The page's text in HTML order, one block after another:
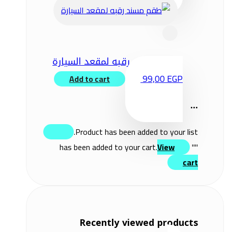
طقم مسند رقبه لمقعد السيارة
99,00EGP
Add to cart
...
Product has been added to your list.
"
" has been added to your cart.
View
cart
Recently viewed products